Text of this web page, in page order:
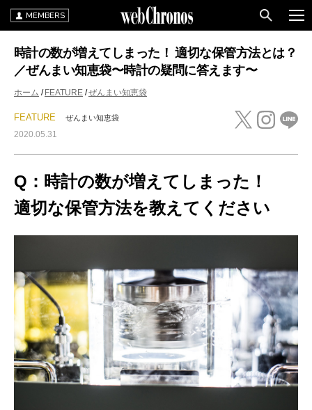
MEMBERS
時計の数が増えてしまった！ 適切な保管方法とは？
／ぜんまい知恵袋〜時計の疑問に答えます〜
ホーム FEATURE ぜんまい知恵袋
FEATURE ぜんまい知恵袋
2020.05.31
Q：時計の数が増えてしまった！
適切な保管方法を教えてください